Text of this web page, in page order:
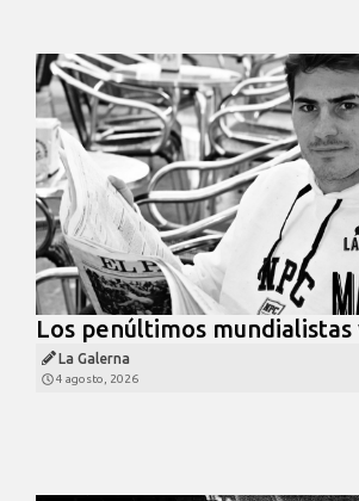
Los penúltimos mundialistas
La Galerna
4 agosto, 2026